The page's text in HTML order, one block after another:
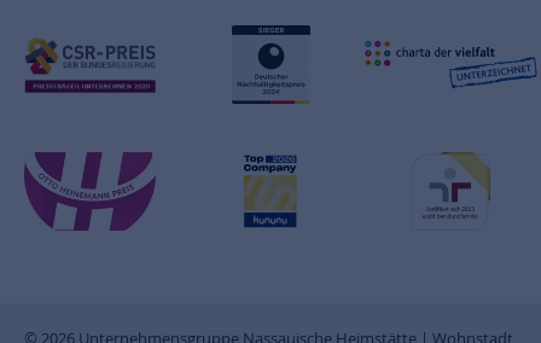
© 2026 Unternehmensgruppe Nassauische Heimstätte | Wohnstadt